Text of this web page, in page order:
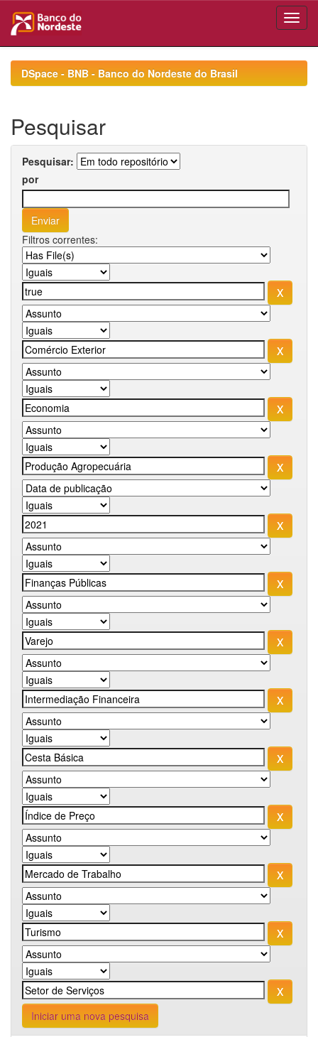
navigationDSpace - BNB - Banco do Nordeste do Brasil
Pesquisar
Pesquisar:
por
Filtros correntes:
Iniciar uma nova pesquisa